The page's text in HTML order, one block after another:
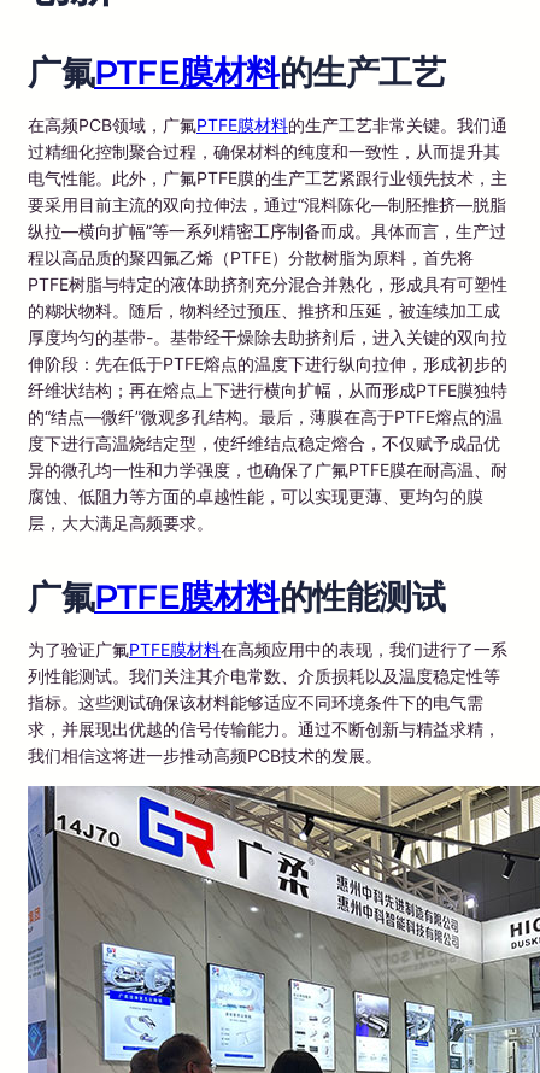
广氟PTFE膜材料的生产工艺
在高频PCB领域，广氟PTFE膜材料的生产工艺非常关键。我们通
过精细化控制聚合过程，确保材料的纯度和一致性，从而提升其
电气性能。此外，广氟PTFE膜的生产工艺紧跟行业领先技术，主
要采用目前主流的双向拉伸法，通过“混料陈化—制胚推挤—脱脂
纵拉—横向扩幅”等一系列精密工序制备而成。具体而言，生产过
程以高品质的聚四氟乙烯（PTFE）分散树脂为原料，首先将
PTFE树脂与特定的液体助挤剂充分混合并熟化，形成具有可塑性
的糊状物料。随后，物料经过预压、推挤和压延，被连续加工成
厚度均匀的基带-。基带经干燥除去助挤剂后，进入关键的双向拉
伸阶段：先在低于PTFE熔点的温度下进行纵向拉伸，形成初步的
纤维状结构；再在熔点上下进行横向扩幅，从而形成PTFE膜独特
的“结点—微纤”微观多孔结构。最后，薄膜在高于PTFE熔点的温
度下进行高温烧结定型，使纤维结点稳定熔合，不仅赋予成品优
异的微孔均一性和力学强度，也确保了广氟PTFE膜在耐高温、耐
腐蚀、低阻力等方面的卓越性能，可以实现更薄、更均匀的膜
层，大大满足高频要求。
广氟PTFE膜材料的性能测试
为了验证广氟PTFE膜材料在高频应用中的表现，我们进行了一系
列性能测试。我们关注其介电常数、介质损耗以及温度稳定性等
指标。这些测试确保该材料能够适应不同环境条件下的电气需
求，并展现出优越的信号传输能力。通过不断创新与精益求精，
我们相信这将进一步推动高频PCB技术的发展。